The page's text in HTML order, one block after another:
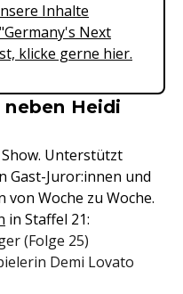
Inhalte
Next
klicke gerne hier.
neben Heidi
Unterstützt
Gast-Juror:innen und
Woche zu Woche.
in Staffel 21:
(Folge 25)
Demi Lovato